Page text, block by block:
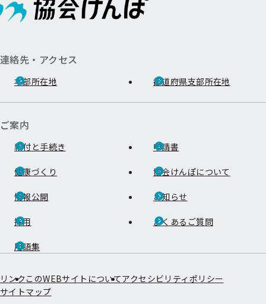
連絡先・アクセス
本部所在地 都道府県支部所在地
ご案内
給付と手続き 申請書
健康づくり 協会けんぽについて
情報公開 お知らせ
採用 よくあるご質問
用語集
リンク このWEBサイトについてアクセシビリティポリシー
サイトマップ